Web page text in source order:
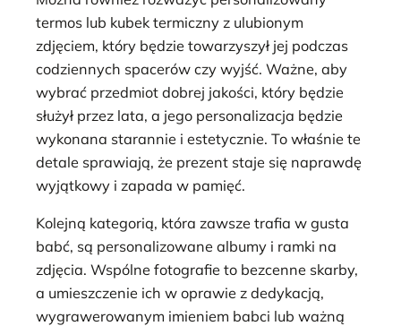
termos lub kubek termiczny z ulubionym
zdjęciem, który będzie towarzyszył jej podczas
codziennych spacerów czy wyjść. Ważne, aby
wybrać przedmiot dobrej jakości, który będzie
służył przez lata, a jego personalizacja będzie
wykonana starannie i estetycznie. To właśnie te
detale sprawiają, że prezent staje się naprawdę
wyjątkowy i zapada w pamięć.
Kolejną kategorią, która zawsze trafia w gusta
babć, są personalizowane albumy i ramki na
zdjęcia. Wspólne fotografie to bezcenne skarby,
a umieszczenie ich w oprawie z dedykacją,
wygrawerowanym imieniem babci lub ważną